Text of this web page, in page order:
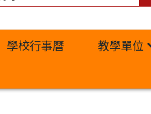
學校行事曆 教學單位